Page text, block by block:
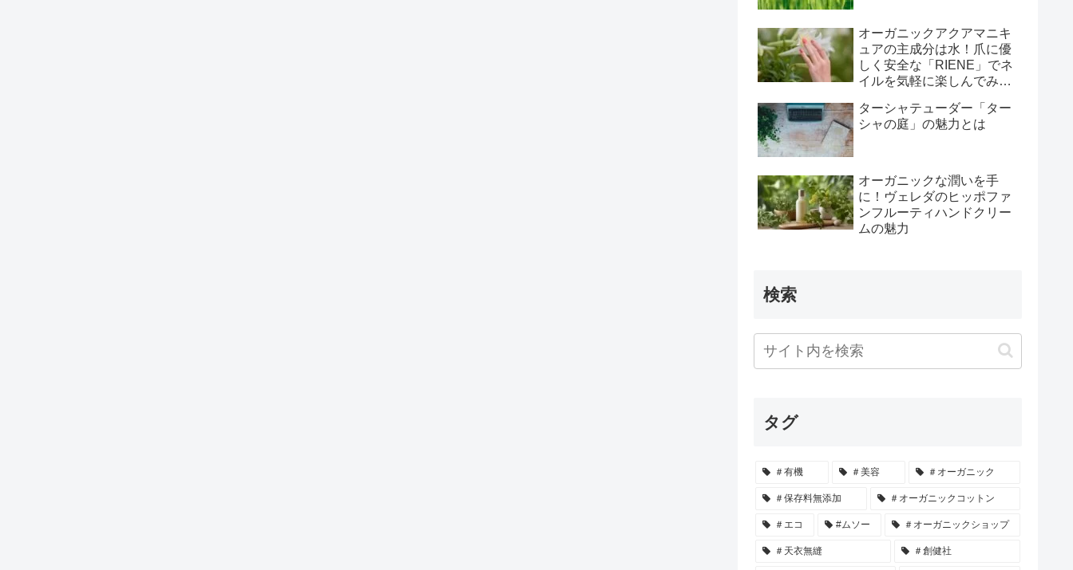
オーガニックアクアマニキ
ュアの主成分は水！爪に優
しく安全な「RIENE」でネ
イルを気軽に楽しんでみま
ターシャテューダー「ター
シャの庭」の魅力とは
オーガニックな潤いを手
に！ヴェレダのヒッポファ
ンフルーティハンドクリー
ムの魅力
検索
タグ
＃有機 ＃美容 ＃オーガニック
＃保存料無添加 ＃オーガニックコットン
＃エコ #ムソー ＃オーガニックショップ
＃天衣無縫 ＃創健社